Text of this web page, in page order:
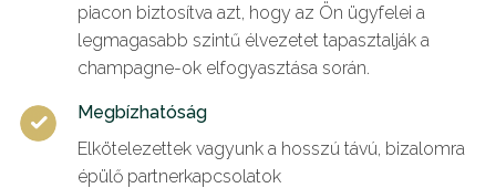
piacon biztosítva azt, hogy az Ön ügyfelei a
legmagasabb szintű élvezetet tapasztalják a
champagne-ok elfogyasztása során.
Megbízhatóság
Elkötelezettek vagyunk a hosszú távú, bizalomra
épülő partnerkapcsolatok